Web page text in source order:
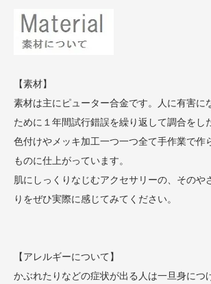
【素材】
素材は主にピューター合金です。人に有害に
ために１年間試行錯誤を繰り返して調合をし
色付けやメッキ加工一つ一つ全て手作業で作
ものに仕上がっています。
肌にしっくりなじむアクセサリーの、そのや
りをぜひ実際に感じてみてください。
【アレルギーについて】
かぶれたりなどの症状が出る人は一旦身につ